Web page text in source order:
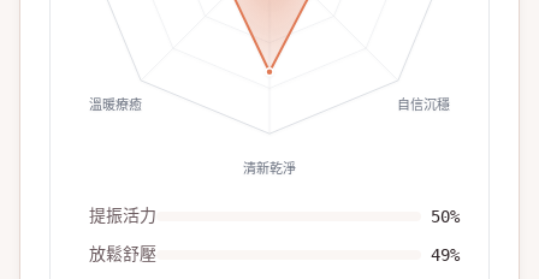
自信沉穩
清新乾淨
溫暖療癒
提振活力 50%
放鬆舒壓 49%